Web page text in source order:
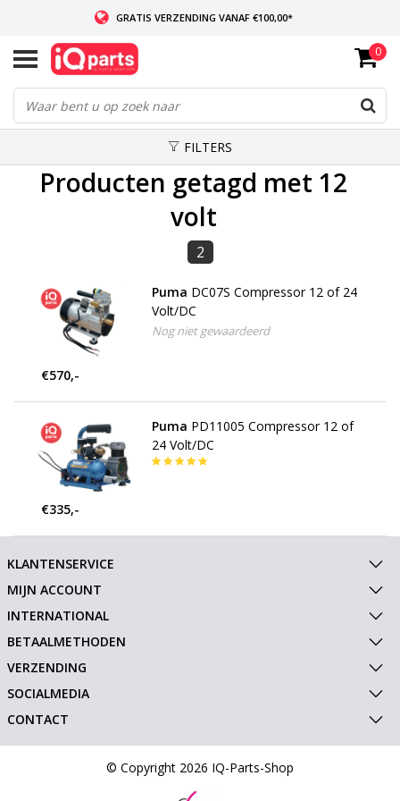
GRATIS VERZENDING VANAF €100,00*
INDIEN VOORRADIG: VOOR 14:00 BESTELD, ZELFDE DAG VERZONDEN
WERELDWIJDE LEVERING
0
FILTERS
Producten getagd met 12
volt
2
Puma DC07S Compressor 12 of 24
Volt/DC
Nog niet gewaardeerd
€570,-
Puma PD11005 Compressor 12 of
24 Volt/DC
€335,-
KLANTENSERVICE
MIJN ACCOUNT
INTERNATIONAL
BETAALMETHODEN
VERZENDING
SOCIALMEDIA
CONTACT
© Copyright 2026 IQ-Parts-Shop